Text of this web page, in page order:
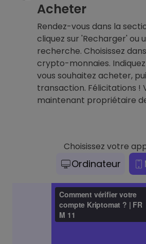
Acheter
Rendez-vous dans la
cliquez sur 'Recharger' ou
recherche. Choisissez
crypto-monnaies.
vous souhaitez acheter,
transaction. Félicitations !
maintenant propriétaire
Choisissez votre
Ordinateur